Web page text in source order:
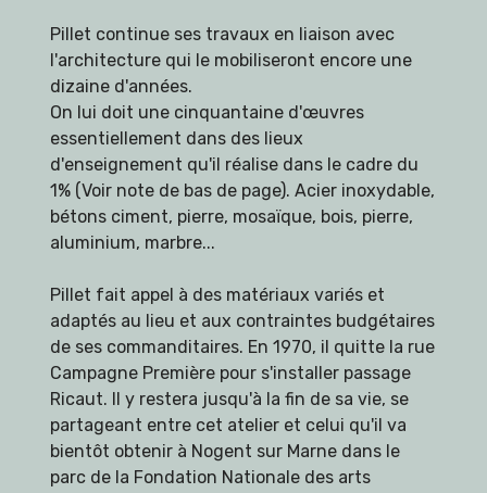
Pillet continue ses travaux en liaison avec
l'architecture qui le mobiliseront encore une
dizaine d'années.
On lui doit une cinquantaine d'œuvres
essentiellement dans des lieux
d'enseignement qu'il réalise dans le cadre du
1% (Voir note de bas de page). Acier inoxydable,
bétons ciment, pierre, mosaïque, bois, pierre,
aluminium, marbre...
Pillet fait appel à des matériaux variés et
adaptés au lieu et aux contraintes budgétaires
de ses commanditaires. En 1970, il quitte la rue
Campagne Première pour s'installer passage
Ricaut. Il y restera jusqu'à la fin de sa vie, se
partageant entre cet atelier et celui qu'il va
bientôt obtenir à Nogent sur Marne dans le
parc de la Fondation Nationale des arts